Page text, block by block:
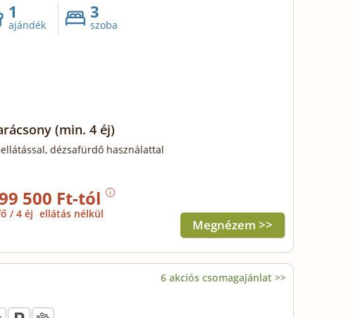
1
ajándék
3
szoba
(min. 4 éj)
dézsafürdő használattal
500 Ft-tól
/ 4 éj ellátás nélkül
Megnézem >>
6 akciós csomagajánlat >>